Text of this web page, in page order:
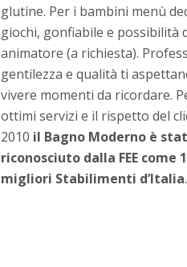
glutine. Per i bambini menù
giochi, gonfiabile e possibilità
animatore (a richiesta).
gentilezza e qualità ti
vivere momenti da ricordare.
ottimi servizi e il rispetto del
2010 il Bagno Moderno è
riconosciuto dalla FEE come
migliori Stabilimenti d’Italia.